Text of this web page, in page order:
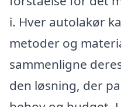
i. Hver autolakør
metoder og
sammenligne
den løsning, der